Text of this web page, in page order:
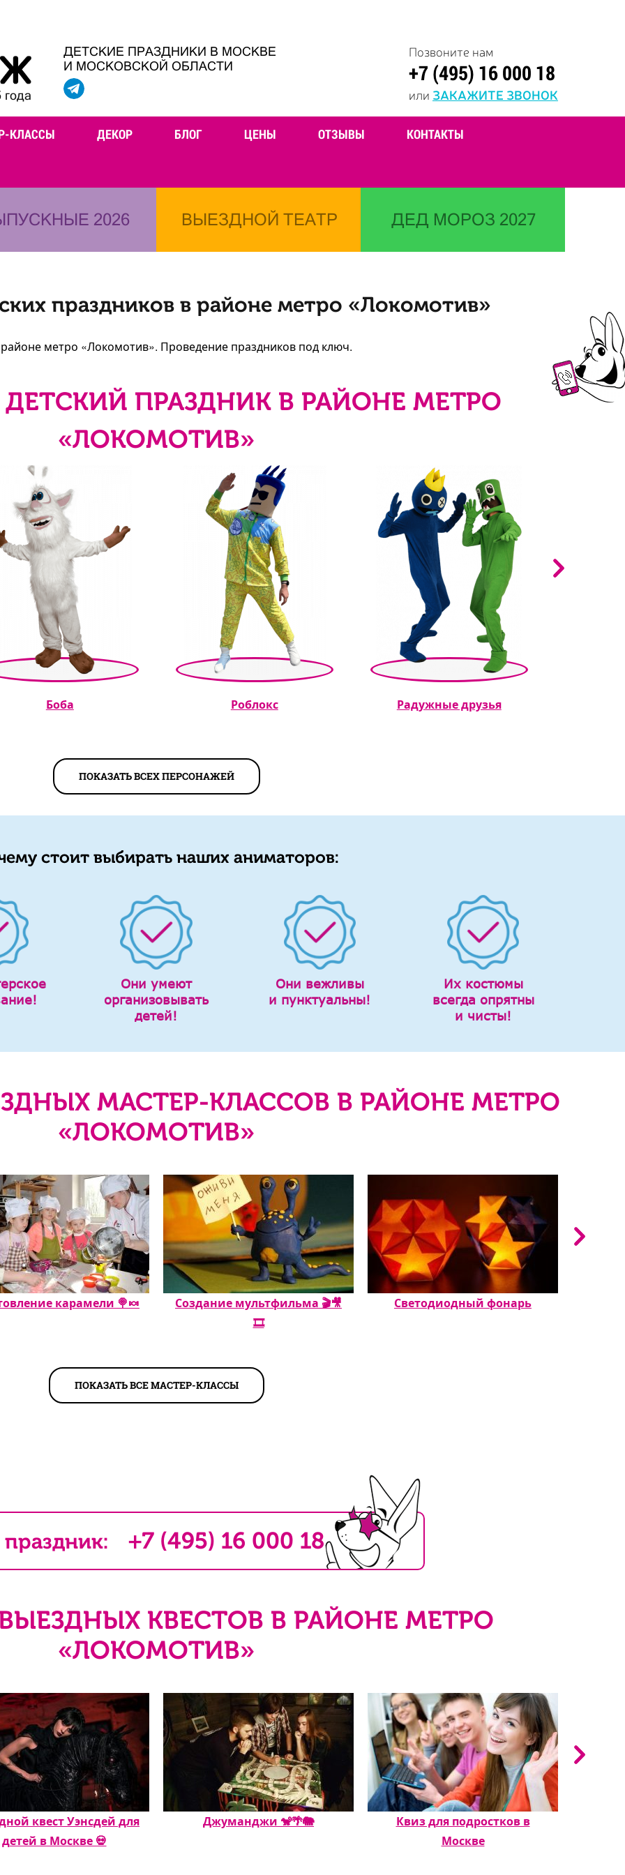
ДЕТСКИЕ ПРАЗДНИКИ В МОСКВЕ
И МОСКОВСКОЙ ОБЛАСТИ
Позвоните нам
+7 (495) 16 000 18
или ЗАКАЖИТЕ ЗВОНОК
КЛАССЫ ДЕКОР БЛОГ ЦЕНЫ ОТЗЫВЫ КОНТАКТЫ
2026 ВЫЕЗДНОЙ ТЕАТР ДЕД МОРОЗ 2027
праздников в районе метро «Локомотив»
метро «Локомотив». Проведение праздников под ключ.
ПРАЗДНИК В РАЙОНЕ МЕТРО
«ЛОКОМОТИВ»
Боба Роблокс Радужные друзья
ПОКАЗАТЬ ВСЕХ ПЕРСОНАЖЕЙ
стоит выбирать наших аниматоров:
Они умеют
организовывать
детей!
Они вежливы
и пунктуальны!
Их костюмы
всегда опрятны
и чисты!
МАСТЕР-КЛАССОВ В РАЙОНЕ МЕТРО
«ЛОКОМОТИВ»
карамели 🍭🍬
Создание мультфильма 🎬🎥️
🎞️
Светодиодный фонарь
ПОКАЗАТЬ ВСЕ МАСТЕР-КЛАССЫ
праздник: +7 (495) 16 000 18
КВЕСТОВ В РАЙОНЕ МЕТРО
«ЛОКОМОТИВ»
квест Уэнсдей для
детей в Москве 💀
Джуманджи 🐒🌴🐘
Квиз для подростков в
Москве